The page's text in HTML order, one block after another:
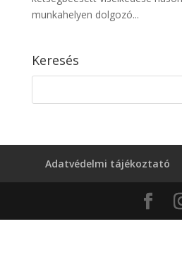
munkahelyen dolgozó...
Keresés
Adatvédelmi tájékoztató